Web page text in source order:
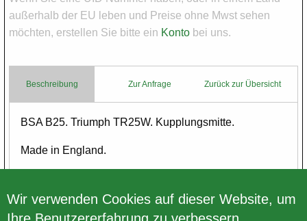
außerhalb der EU leben und Preise ohne Mwst sehen
möchten, erstellen Sie bitte ein Konto bei uns.
Beschreibung Zurück zur Übersicht
Zur Anfrage
Body
BSA B25. Triumph TR25W. Kupplungsmitte.
Made in England.
Wir verwenden Cookies auf dieser Website, um
Ihre Benutzererfahrung zu verbessern.